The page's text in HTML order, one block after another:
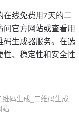
在线免费用7天的二
问官方网站或查看用
码生成器服务。在选
性、稳定性和安全性
维码生成_二维码生成
站